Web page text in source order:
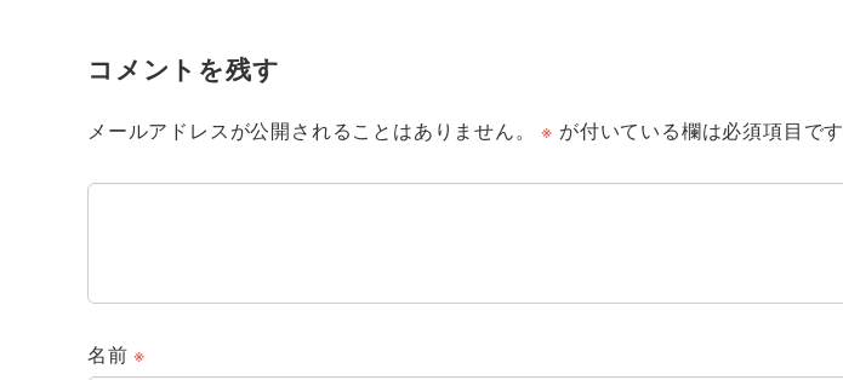
コメントを残す
メールアドレスが公開されることはありません。 ※ が付いている欄は必須項目です
名前※